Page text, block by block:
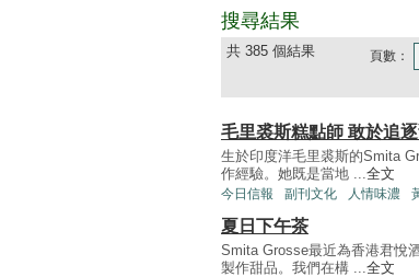
搜尋結果
共 385 個結果 頁數：
毛里裘斯糕點師 敢於追
生於印度洋毛里裘斯的Smita
作經驗。她既是當地 ...全文
今日信報 副刊文化 人情味濃
夏日下午茶
Smita Grosse最近為香港君悅
製作甜品。我們在構 ...全文